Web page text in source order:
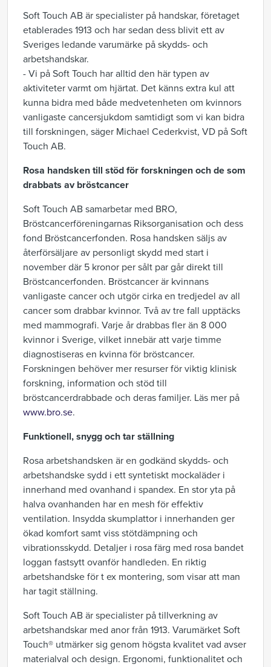
Soft Touch AB är specialister på handskar, företaget
etablerades 1913 och har sedan dess blivit ett av
Sveriges ledande varumärke på skydds- och
arbetshandskar.
- Vi på Soft Touch har alltid den här typen av
aktiviteter varmt om hjärtat. Det känns extra kul att
kunna bidra med både medvetenheten om kvinnors
vanligaste cancersjukdom samtidigt som vi kan bidra
till forskningen, säger Michael Cederkvist, VD på Soft
Touch AB.
Rosa handsken till stöd för forskningen och de som
drabbats av bröstcancer
Soft Touch AB samarbetar med BRO,
Bröstcancerföreningarnas Riksorganisation och dess
fond Bröstcancerfonden. Rosa handsken säljs av
återförsäljare av personligt skydd med start i
november där 5 kronor per sålt par går direkt till
Bröstcancerfonden. Bröstcancer är kvinnans
vanligaste cancer och utgör cirka en tredjedel av all
cancer som drabbar kvinnor. Två av tre fall upptäcks
med mammografi. Varje år drabbas fler än 8 000
kvinnor i Sverige, vilket innebär att varje timme
diagnostiseras en kvinna för bröstcancer.
Forskningen behöver mer resurser för viktig klinisk
forskning, information och stöd till
bröstcancerdrabbade och deras familjer. Läs mer på
www.bro.se.
Funktionell, snygg och tar ställning
Rosa arbetshandsken är en godkänd skydds- och
arbetshandske sydd i ett syntetiskt mockaläder i
innerhand med ovanhand i spandex. En stor yta på
halva ovanhanden har en mesh för effektiv
ventilation. Insydda skumplattor i innerhanden ger
ökad komfort samt viss stötdämpning och
vibrationsskydd. Detaljer i rosa färg med rosa bandet
loggan fastsytt ovanför handleden. En riktig
arbetshandske för t ex montering, som visar att man
har tagit ställning.
Soft Touch AB är specialister på tillverkning av
arbetshandskar med anor från 1913. Varumärket Soft
Touch® utmärker sig genom högsta kvalitet vad avser
materialval och design. Ergonomi, funktionalitet och